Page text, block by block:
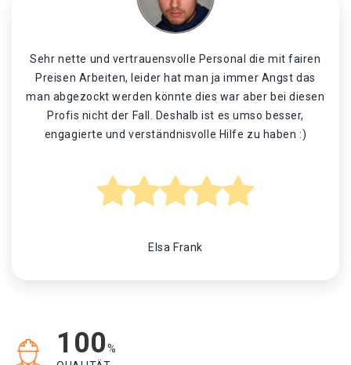
Sehr nette und vertrauensvolle Personal die mit fairen
Preisen Arbeiten, leider hat man ja immer Angst das
man abgezockt werden könnte dies war aber bei diesen
Profis nicht der Fall. Deshalb ist es umso besser,
engagierte und verständnisvolle Hilfe zu haben :)
Elsa Frank
100%